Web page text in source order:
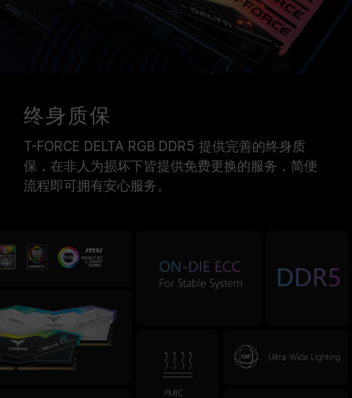
终身质保
T-FORCE DELTA RGB DDR5 提供完善的终身质
保，在非人为损坏下皆提供免费更换的服务，简便
流程即可拥有安心服务。